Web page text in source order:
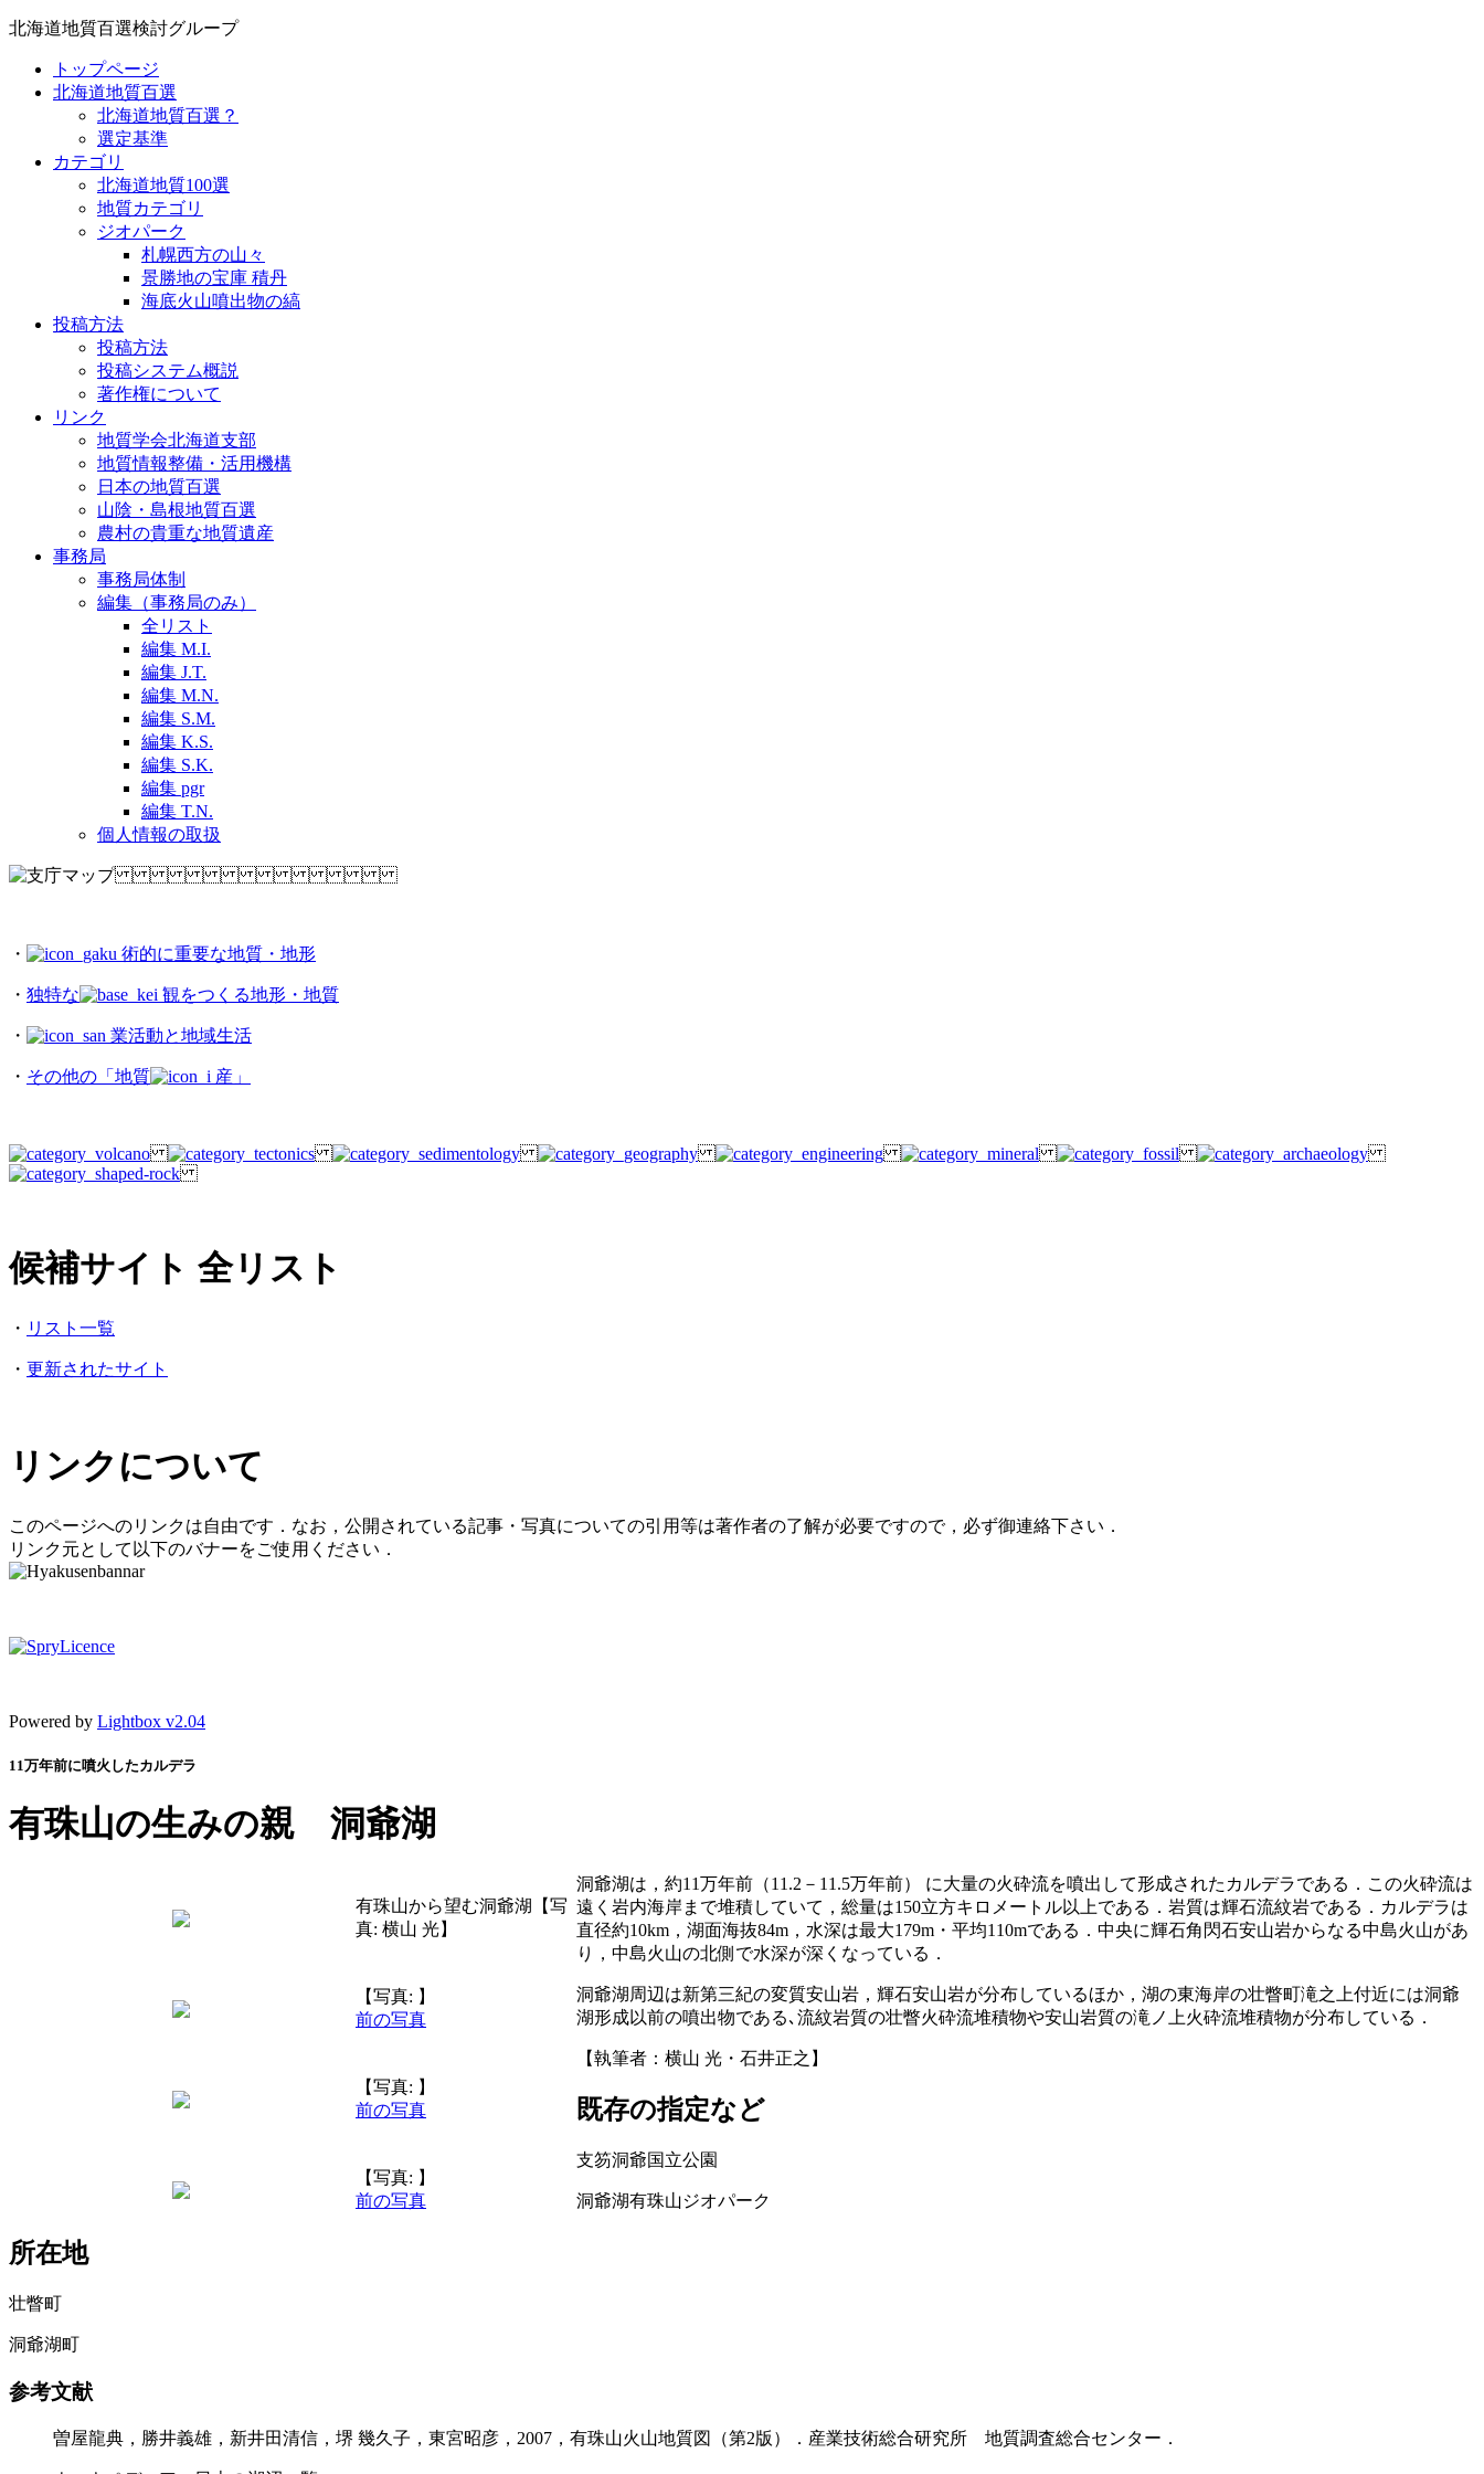
北海道地質百選検討グループ
トップページ
北海道地質百選
北海道地質百選？
選定基準
カテゴリ
北海道地質100選
地質カテゴリ
ジオパーク
札幌西方の山々
景勝地の宝庫 積丹
海底火山噴出物の縞
投稿方法
投稿方法
投稿システム概説
著作権について
リンク
地質学会北海道支部
地質情報整備・活用機構
日本の地質百選
山陰・島根地質百選
農村の貴重な地質遺産
事務局
事務局体制
編集（事務局のみ）
全リスト
編集 M.I.
編集 J.T.
編集 M.N.
編集 S.M.
編集 K.S.
編集 S.K.
編集 pgr
編集 T.N.
個人情報の取扱
・ 術的に重要な地質・地形
・ 独特な 観をつくる地形・地質
・ 業活動と地域生活
・ その他の「地質 産」
候補サイト 全リスト
・ リスト一覧
・ 更新されたサイト
リンクについて
このページへのリンクは自由です．なお，公開されている記事・写真についての引用等は著作者の了解が必要ですので，必ず御連絡下さい．
リンク元として以下のバナーをご使用ください．
Powered by Lightbox v2.04
11万年前に噴火したカルデラ
有珠山の生みの親 洞爺湖
有珠山から望む洞爺湖【写
真: 横山 光】
【写真: 】
前の写真
【写真: 】
前の写真
【写真: 】
前の写真
洞爺湖は，約11万年前（11.2－11.5万年前） に大量の火砕流を噴出して形成されたカルデラである．この火砕流は
遠く岩内海岸まで堆積していて，総量は150立方キロメートル以上である．岩質は輝石流紋岩である．カルデラは
直径約10km，湖面海抜84m，水深は最大179m・平均110mである．中央に輝石角閃石安山岩からなる中島火山があ
り，中島火山の北側で水深が深くなっている．
洞爺湖周辺は新第三紀の変質安山岩，輝石安山岩が分布しているほか，湖の東海岸の壮瞥町滝之上付近には洞爺
湖形成以前の噴出物である､流紋岩質の壮瞥火砕流堆積物や安山岩質の滝ノ上火砕流堆積物が分布している．
【執筆者：横山 光・石井正之】
既存の指定など
支笏洞爺国立公園
洞爺湖有珠山ジオパーク
所在地
壮瞥町
洞爺湖町
参考文献
曽屋龍典，勝井義雄，新井田清信，堺 幾久子，東宮昭彦，2007，有珠山火山地質図（第2版）．産業技術総合研究所 地質調査総合センター．